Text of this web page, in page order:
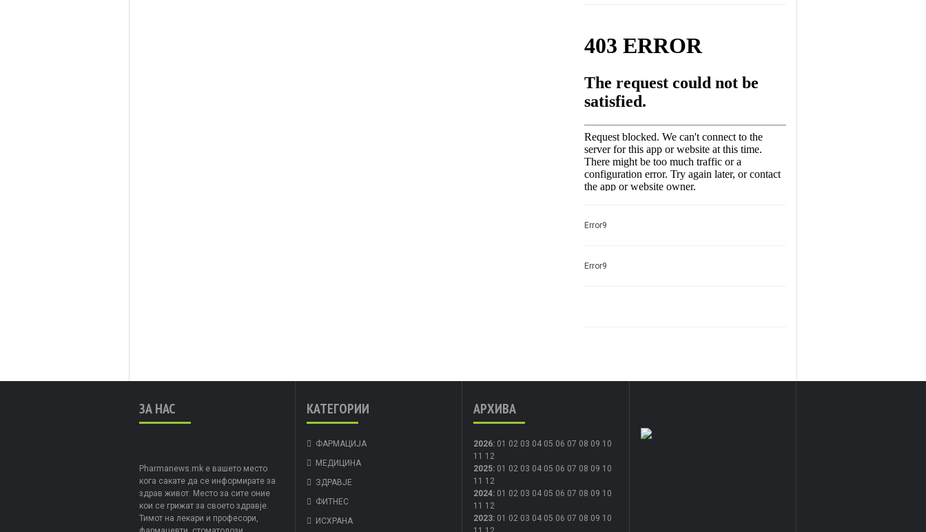
Error9
Error9
ЗА НАС
Pharmanews.mk е вашето место
кога сакате да се информирате за
здрав живот. Место за сите оние
кои се грижат за своето здравје.
Тимот на лекари и професори,
КАТЕГОРИИ
ФАРМАЦИЈА
МЕДИЦИНА
ЗДРАВЈЕ
ФИТНЕС
ИСХРАНА
АРХИВА
2026: 01 02 03 04 05 06 07 08 09 10
11 12
2025: 01 02 03 04 05 06 07 08 09 10
11 12
2024: 01 02 03 04 05 06 07 08 09 10
11 12
2023: 01 02 03 04 05 06 07 08 09 10